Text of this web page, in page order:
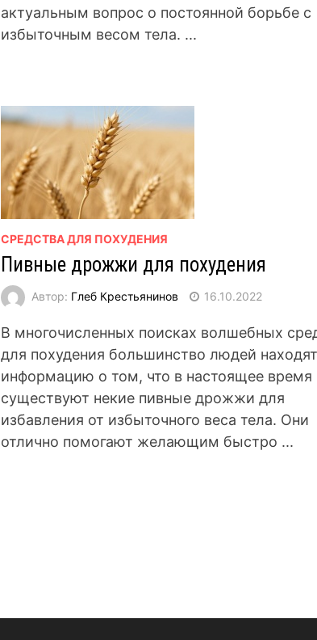
актуальным вопрос о постоянной борьбе с
избыточным весом тела. ...
СРЕДСТВА ДЛЯ ПОХУДЕНИЯ
Пивные дрожжи для похудения
Автор: Глеб Крестьянинов 16.10.2022
В многочисленных поисках волшебных
для похудения большинство людей находят
информацию о том, что в настоящее время
существуют некие пивные дрожжи для
избавления от избыточного веса тела. Они
отлично помогают желающим быстро ...